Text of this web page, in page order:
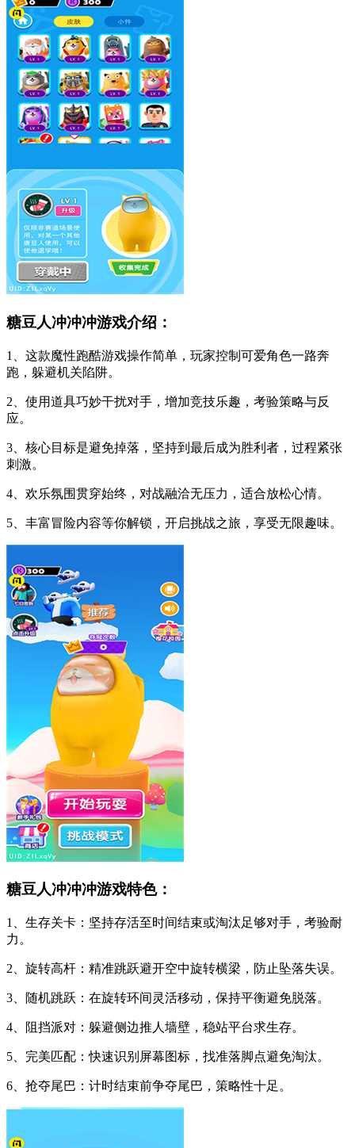
糖豆人冲冲冲游戏介绍：
1、这款魔性跑酷游戏操作简单，玩家控制可爱角色一路奔
跑，躲避机关陷阱。
2、使用道具巧妙干扰对手，增加竞技乐趣，考验策略与反
应。
3、核心目标是避免掉落，坚持到最后成为胜利者，过程紧张
刺激。
4、欢乐氛围贯穿始终，对战融洽无压力，适合放松心情。
5、丰富冒险内容等你解锁，开启挑战之旅，享受无限趣味。
糖豆人冲冲冲游戏特色：
1、生存关卡：坚持存活至时间结束或淘汰足够对手，考验耐
力。
2、旋转高杆：精准跳跃避开空中旋转横梁，防止坠落失误。
3、随机跳跃：在旋转环间灵活移动，保持平衡避免脱落。
4、阻挡派对：躲避侧边推人墙壁，稳站平台求生存。
5、完美匹配：快速识别屏幕图标，找准落脚点避免淘汰。
6、抢夺尾巴：计时结束前争夺尾巴，策略性十足。